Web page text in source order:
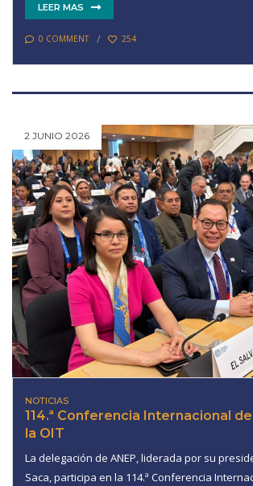
LEER MAS
0 COMMENT 254
2 JUNIO 2026
NOTICIAS
114.ª Conferencia Internacional
la OIT
La delegación de ANEP, liderada por su
Saca, participa en la 114.ª Conferencia